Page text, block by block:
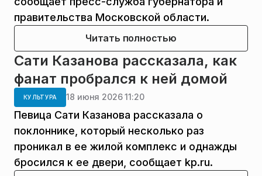
правительства Московской области.
Читать полностью
Сати Казанова рассказала, как
фанат пробрался к ней домой
КУЛЬТУРА 18 июня 2026 11:20
Певица Сати Казанова рассказала о
поклоннике, который несколько раз
проникал в ее жилой комплекс и однажды
бросился к ее двери, сообщает kp.ru.